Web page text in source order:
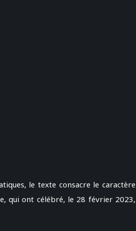
le texte consacre le caractère
qui ont célébré, le 28 février 2023,